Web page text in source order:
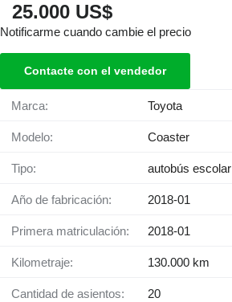
25.000 US$
Notificarme cuando cambie el precio
Contacte con el vendedor
Marca: Toyota
Modelo: Coaster
Tipo: autobús escolar
Año de fabricación: 2018-01
Primera matriculación: 2018-01
Kilometraje: 130.000 km
Cantidad de asientos: 20